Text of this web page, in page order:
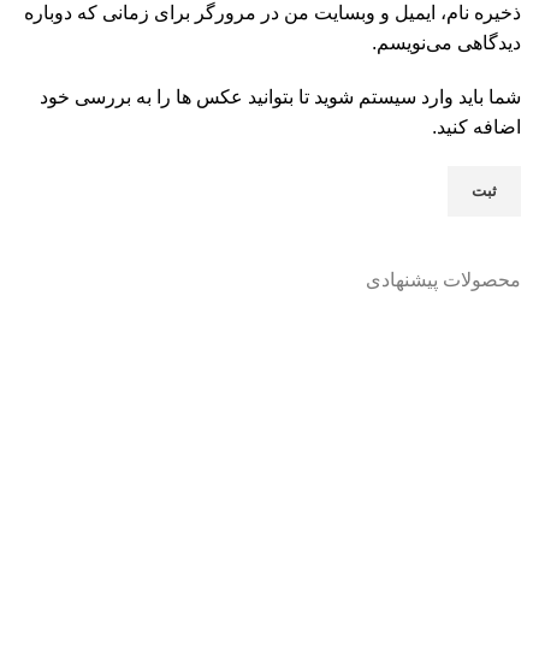
ذخیره نام، ایمیل و وبسایت من در مرورگر برای زمانی که دوباره
دیدگاهی می‌نویسم.
شما باید وارد سیستم شوید تا بتوانید عکس ها را به بررسی خود
اضافه کنید.
محصولات پیشنهادی